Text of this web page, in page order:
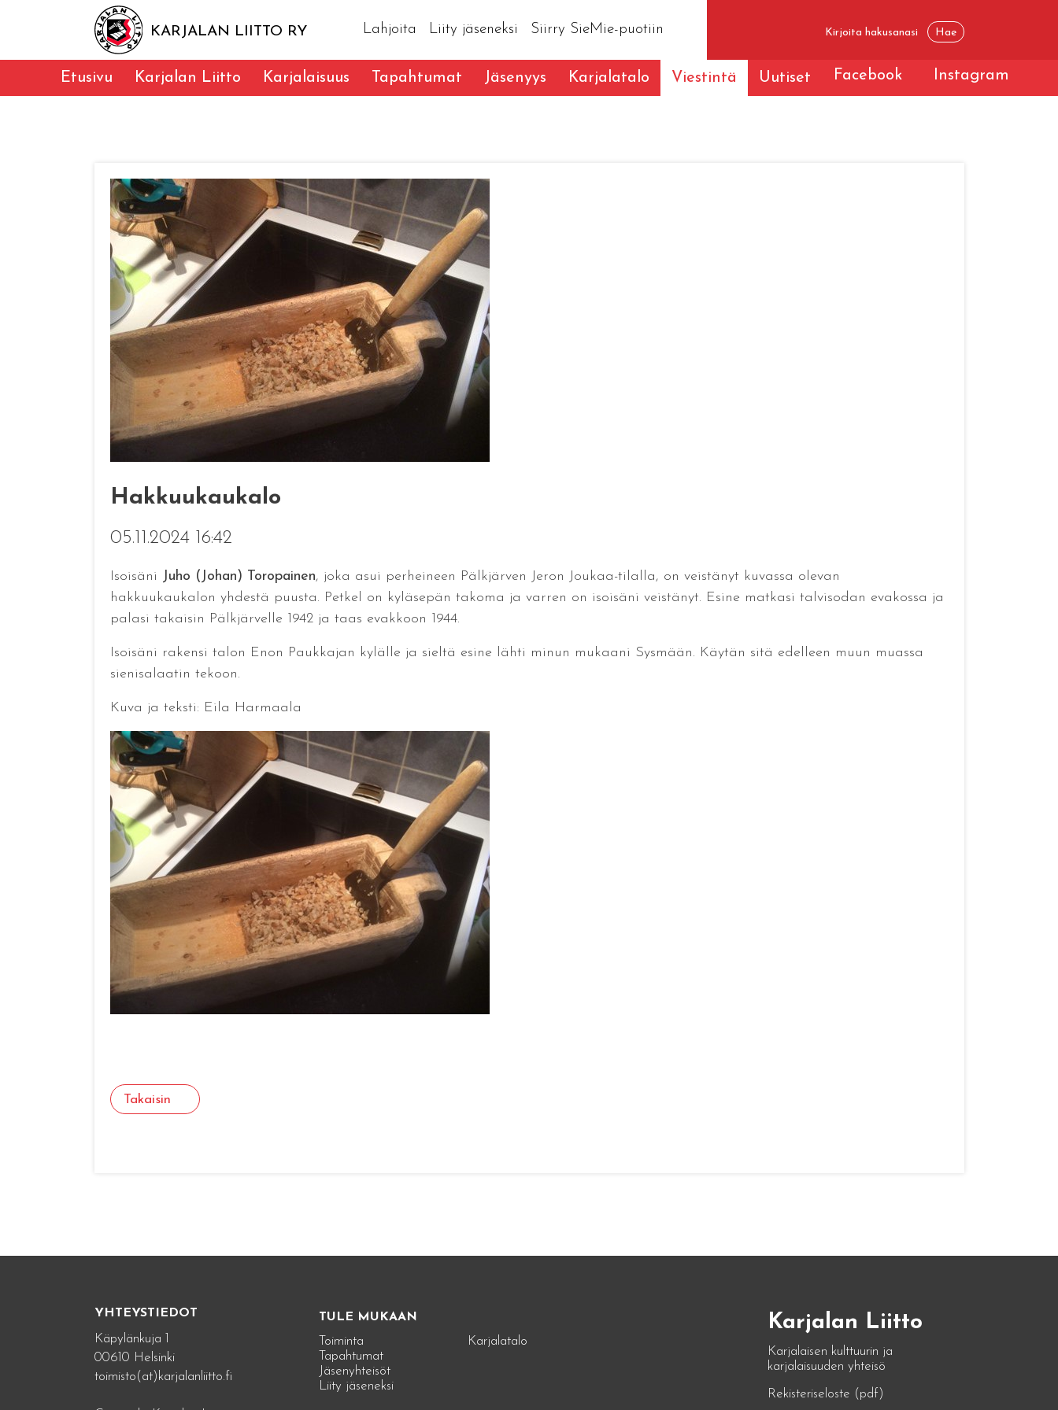
KARJALAN LIITTO RY Lahjoita Liity jäseneksi Siirry SieMie-puotiin
Etusivu Karjalan Liitto Karjalaisuus Tapahtumat Jäsenyys Karjalatalo Viestintä Uutiset Facebook Instagram
Hakkuukaukalo
05.11.2024 16:42
Isoisäni Juho (Johan) Toropainen, joka asui perheineen Pälkjärven Jeron Joukaa-tilalla, on veistänyt kuvassa olevan
hakkuukaukalon yhdestä puusta. Petkel on kyläsepän takoma ja varren on isoisäni veistänyt. Esine matkasi talvisodan evakossa ja
palasi takaisin Pälkjärvelle 1942 ja taas evakkoon 1944.
Isoisäni rakensi talon Enon Paukkajan kylälle ja sieltä esine lähti minun mukaani Sysmään. Käytän sitä edelleen muun muassa
sienisalaatin tekoon.
Kuva ja teksti: Eila Harmaala
Takaisin
YHTEYSTIEDOT
Käpylänkuja 1
00610 Helsinki
toimisto(at)karjalanliitto.fi
TULE MUKAAN
Toiminta
Tapahtumat
Jäsenyhteisöt
Liity jäseneksi
Karjalatalo
Karjalan Liitto
Karjalaisen kulttuurin ja
karjalaisuuden yhteisö
Rekisteriseloste (pdf)